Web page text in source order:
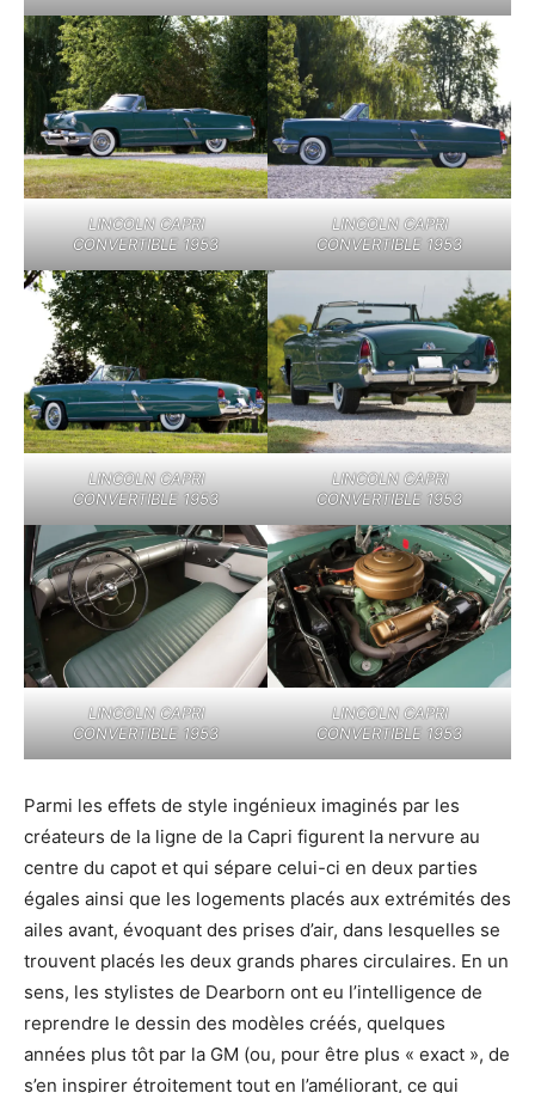
LINCOLN CAPRI
CONVERTIBLE 1953
LINCOLN CAPRI
CONVERTIBLE 1953
LINCOLN CAPRI
CONVERTIBLE 1953
LINCOLN CAPRI
CONVERTIBLE 1953
LINCOLN CAPRI
CONVERTIBLE 1953
LINCOLN CAPRI
CONVERTIBLE 1953
Parmi les effets de style ingénieux imaginés par les
créateurs de la ligne de la Capri figurent la nervure au
centre du capot et qui sépare celui-ci en deux parties
égales ainsi que les logements placés aux extrémités des
ailes avant, évoquant des prises d’air, dans lesquelles se
trouvent placés les deux grands phares circulaires. En un
sens, les stylistes de Dearborn ont eu l’intelligence de
reprendre le dessin des modèles créés, quelques
années plus tôt par la GM (ou, pour être plus « exact », de
s’en inspirer étroitement tout en l’améliorant, ce qui